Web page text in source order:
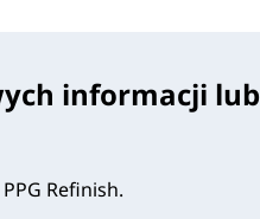
informacji lub
Refinish.